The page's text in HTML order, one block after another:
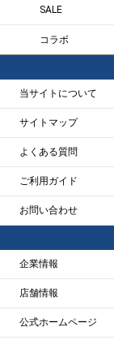
SALE
コラボ
当サイトについて
サイトマップ
よくある質問
ご利用ガイド
お問い合わせ
企業情報
店舗情報
公式ホームページ